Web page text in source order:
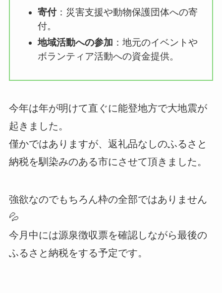
寄付：災害支援や動物保護団体への寄
付。
地域活動への参加 ：地元のイベントや
ボランティア活動への資金提供。
今年は年が明けて直ぐに能登地方で大地震が
起きました。
僅かではありますが、返礼品なしのふるさと
納税を馴染みのある市にさせて頂きました。
強欲なのでもちろん枠の全部ではありません
💦
今月中には源泉徴収票を確認しながら最後の
ふるさと納税をする予定です。